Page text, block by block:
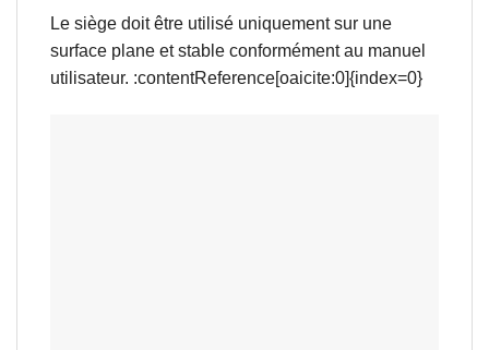
Le siège doit être utilisé uniquement sur une
surface plane et stable conformément au manuel
utilisateur. :contentReference[oaicite:0]{index=0}